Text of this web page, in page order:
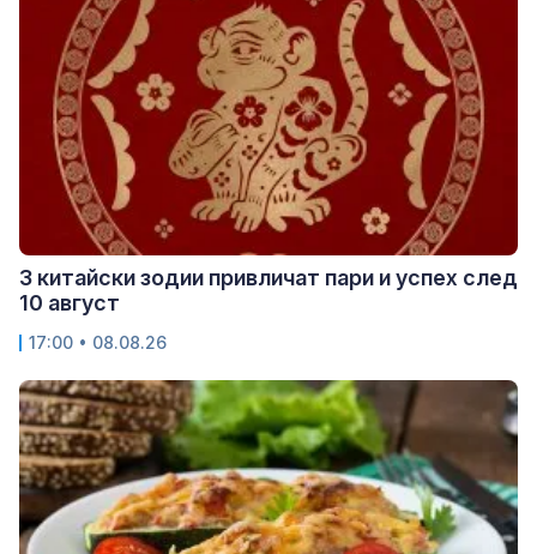
3 китайски зодии привличат пари и успех след
10 август
17:00 • 08.08.26